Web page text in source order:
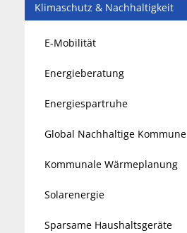
Klimaschutz & Nachhaltigkeit
E-Mobilität
Energieberatung
Energiespartruhe
Global Nachhaltige Kommune
Kommunale Wärmeplanung
Solarenergie
Sparsame Haushaltsgeräte